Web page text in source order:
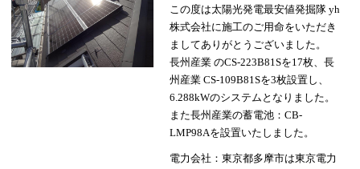
この度は太陽光発電最安値発掘隊 yh
株式会社に施工のご用命をいただき
ましてありがとうございました。
長州産業 のCS-223B81Sを17枚、長
州産業 CS-109B81Sを3枚設置し、
6.288kWのシステムとなりました。
また長州産業の蓄電池：CB-
LMP98Aを設置いたしました。
電力会社：東京都多摩市は東京電力